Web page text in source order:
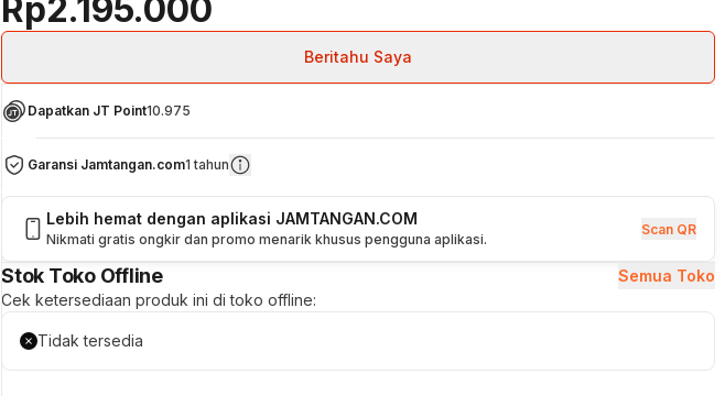
Rp2.195.000
Beritahu Saya
Dapatkan JT Point10.975
Garansi Jamtangan.com1 tahun
Lebih hemat dengan aplikasi JAMTANGAN.COM
Nikmati gratis ongkir dan promo menarik khusus pengguna aplikasi.
Scan QR
Stok Toko Offline
Semua Toko
Cek ketersediaan produk ini di toko offline:
Tidak tersedia